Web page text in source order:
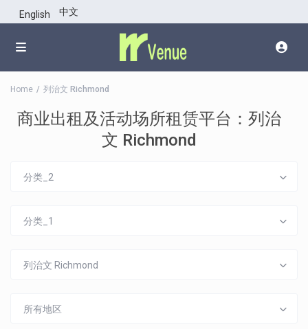
English 中文
Home 列治文 Richmond
商业出租及活动场所租赁平台：列治
文 Richmond
分类_2
分类_1
列治文 Richmond
所有地区